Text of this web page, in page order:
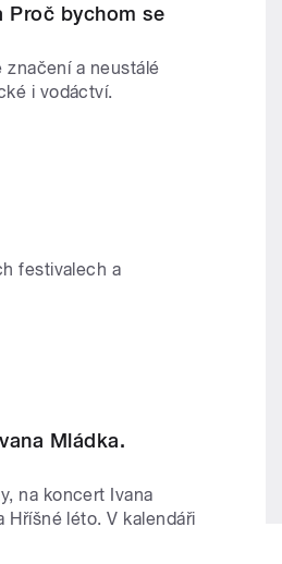
Proč bychom se
značení a neustálé
i vodáctví.
festivalech a
Mládka.
na koncert Ivana
Hříšné léto. V kalendáři